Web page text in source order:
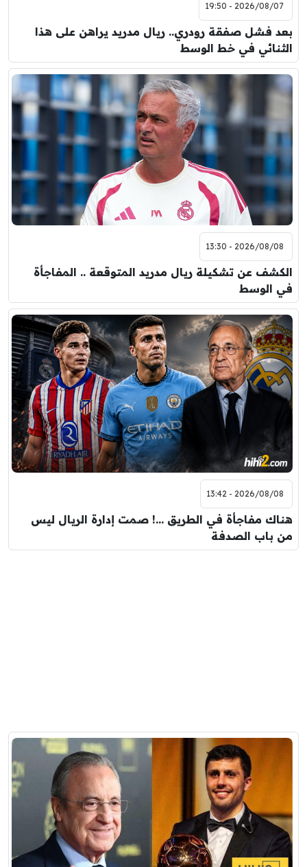
2026/08/07 - 19:50
بعد فشل صفقة رودري.. ريال مدريد يراهن على هذا
الثنائي في خط الوسط
2026/08/08 - 13:30
الكشف عن تشكيلة ريال مدريد المتوقعة .. المفاجأة
في الوسط
2026/08/08 - 13:42
هناك مفاجأة في الطريق …! صمت إدارة الريال ليس
من باب الصدفة